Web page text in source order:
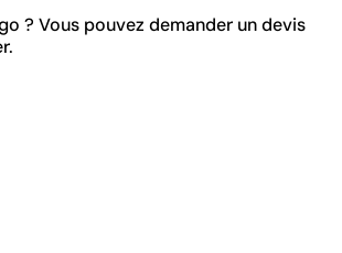
? Vous pouvez demander un devis